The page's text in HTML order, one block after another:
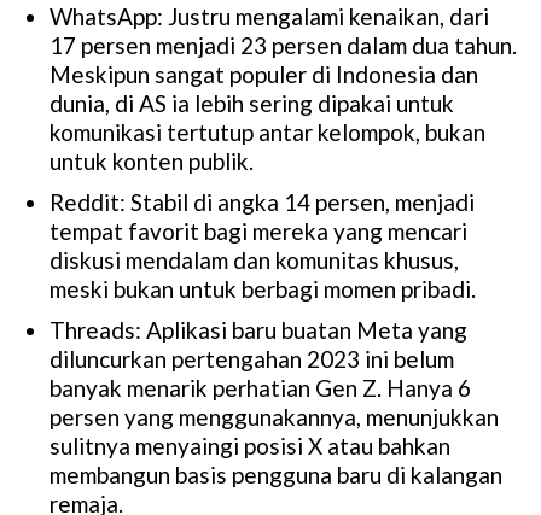
WhatsApp: Justru mengalami kenaikan, dari
17 persen menjadi 23 persen dalam dua tahun.
Meskipun sangat populer di Indonesia dan
dunia, di AS ia lebih sering dipakai untuk
komunikasi tertutup antar kelompok, bukan
untuk konten publik.
Reddit: Stabil di angka 14 persen, menjadi
tempat favorit bagi mereka yang mencari
diskusi mendalam dan komunitas khusus,
meski bukan untuk berbagi momen pribadi.
Threads: Aplikasi baru buatan Meta yang
diluncurkan pertengahan 2023 ini belum
banyak menarik perhatian Gen Z. Hanya 6
persen yang menggunakannya, menunjukkan
sulitnya menyaingi posisi X atau bahkan
membangun basis pengguna baru di kalangan
remaja.